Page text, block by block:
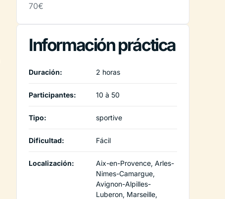
70€
Información práctica
Duración: 2 horas
Participantes: 10 à 50
Tipo: sportive
Dificultad: Fácil
Localización:
Aix-en-Provence, Arles-
Nimes-Camargue,
Avignon-Alpilles-
Luberon, Marseille,